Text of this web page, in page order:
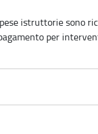
istruttorie sono
per